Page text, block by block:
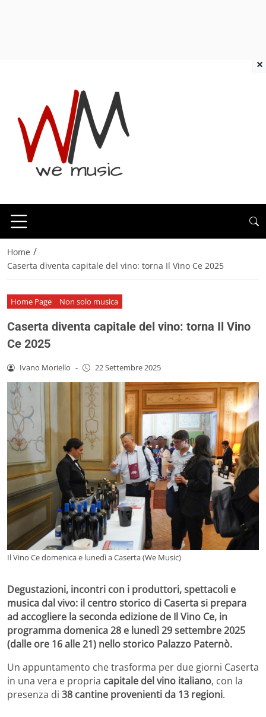
Home /
Caserta diventa capitale del vino: torna Il Vino Ce 2025
Home Page Non solo musica
Caserta diventa capitale del vino: torna Il Vino
Ce 2025
Ivano Moriello - 22 Settembre 2025
Il Vino Ce domenica e lunedì a Caserta (We Music)
Degustazioni, incontri con i produttori, spettacoli e
musica dal vivo: il centro storico di Caserta si prepara
ad accogliere la seconda edizione de Il Vino Ce, in
programma domenica 28 e lunedì 29 settembre 2025
(dalle ore 16 alle 21) nello storico Palazzo Paternò.
Un appuntamento che trasforma per due giorni Caserta
in una vera e propria capitale del vino italiano, con la
presenza di 38 cantine provenienti da 13 regioni.
×